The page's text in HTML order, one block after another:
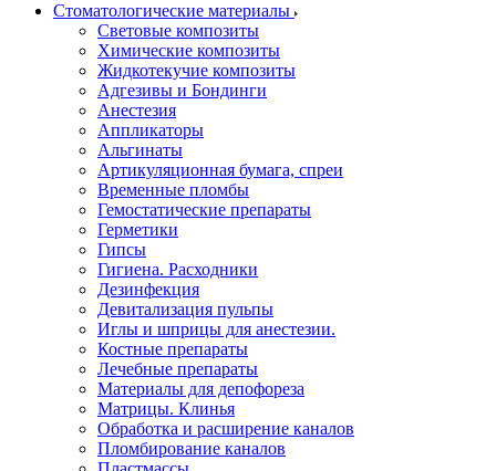
Стоматологические материалы
Световые композиты
Химические композиты
Жидкотекучие композиты
Адгезивы и Бондинги
Анестезия
Аппликаторы
Альгинаты
Артикуляционная бумага, спреи
Временные пломбы
Гемостатические препараты
Герметики
Гипсы
Гигиена. Расходники
Дезинфекция
Девитализация пульпы
Иглы и шприцы для анестезии.
Костные препараты
Лечебные препараты
Материалы для депофореза
Матрицы. Клинья
Обработка и расширение каналов
Пломбирование каналов